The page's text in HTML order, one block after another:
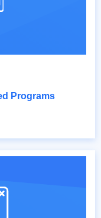
Programs